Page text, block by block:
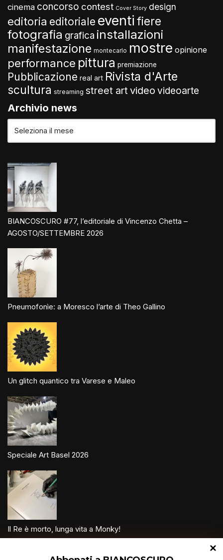
cinema concorso contest Cover Story design
editoria editoriale eventi fiere
fotografia grafica installazioni
manifestazione montecarlo mostre opinione
performance pittura premiazione
Pubblicazione real art Rivista d'Arte
scultura streaming street art video videoarte
Archivio news
BIANCOSCURO #77, l’editoriale di Vincenzo Chetta –
AGOSTO/SETTEMBRE 2026
Pneumofonìe: a Moresco l’arte di Theo Gallino
Un glitch quantico tra Varese e Maleo
Speciale Art Basel 2026
Il Re è morto, lunga vita a Monky!